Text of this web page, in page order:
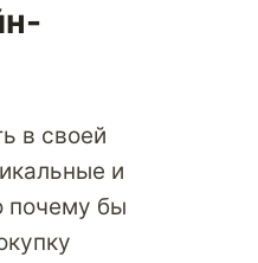
в своей
и
почему бы